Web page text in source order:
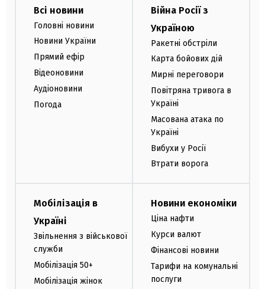
Всі новини
Головні новини
Новини України
Прямий ефір
Відеоновини
Аудіоновини
Погода
Війна Росії з
Україною
Ракетні обстріли
Карта бойових дій
Мирні переговори
Повітряна тривога в
Україні
Масована атака по
Україні
Вибухи у Росії
Втрати ворога
Мобілізація в
Україні
Звільнення з військової
служби
Мобілізація 50+
Мобілізація жінок
Новини економіки
Ціна нафти
Курси валют
Фінансові новини
Тарифи на комунальні
послуги